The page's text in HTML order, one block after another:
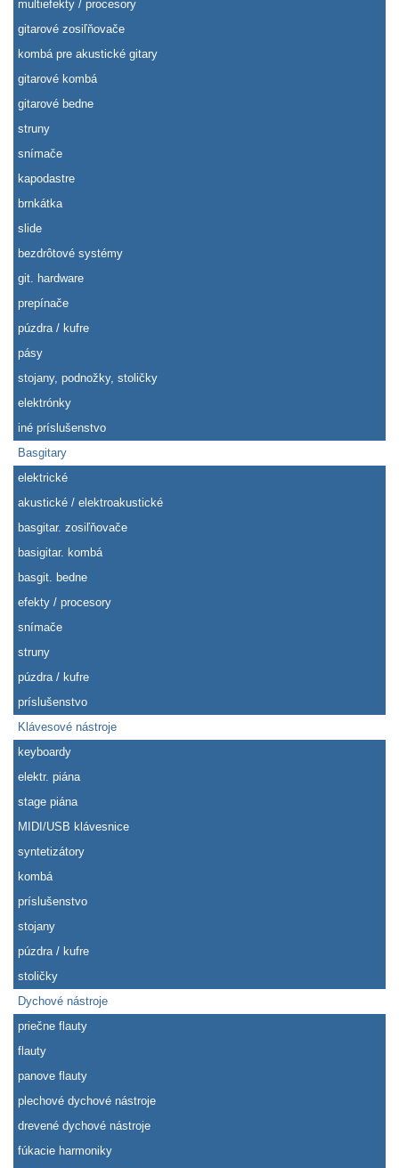
multiefekty / procesory
gitarové zosiľňovače
kombá pre akustické gitary
gitarové kombá
gitarové bedne
struny
snímače
kapodastre
brnkátka
slide
bezdrôtové systémy
git. hardware
prepínače
púzdra / kufre
pásy
stojany, podnožky, stoličky
elektrónky
iné príslušenstvo
Basgitary
elektrické
akustické / elektroakustické
basgitar. zosiľňovače
basigitar. kombá
basgit. bedne
efekty / procesory
snímače
struny
púzdra / kufre
príslušenstvo
Klávesové nástroje
keyboardy
elektr. piána
stage piána
MIDI/USB klávesnice
syntetizátory
kombá
príslušenstvo
stojany
púzdra / kufre
stoličky
Dychové nástroje
priečne flauty
flauty
panove flauty
plechové dychové nástroje
drevené dychové nástroje
fúkacie harmoniky